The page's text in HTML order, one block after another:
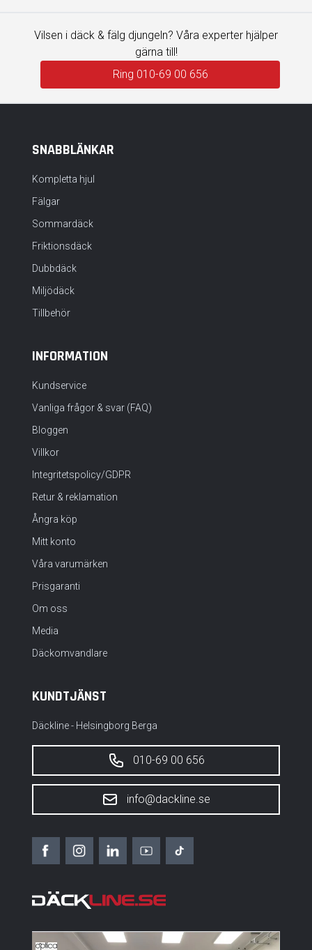
Vilsen i däck & fälg djungeln? Våra experter hjälper
gärna till!
Ring 010-69 00 656
SNABBLÄNKAR
Kompletta hjul
Fälgar
Sommardäck
Friktionsdäck
Dubbdäck
Miljödäck
Tillbehör
INFORMATION
Kundservice
Vanliga frågor & svar (FAQ)
Bloggen
Villkor
Integritetspolicy/GDPR
Retur & reklamation
Ångra köp
Mitt konto
Våra varumärken
Prisgaranti
Om oss
Media
Däckomvandlare
KUNDTJÄNST
Däckline - Helsingborg Berga
010-69 00 656
info@dackline.se